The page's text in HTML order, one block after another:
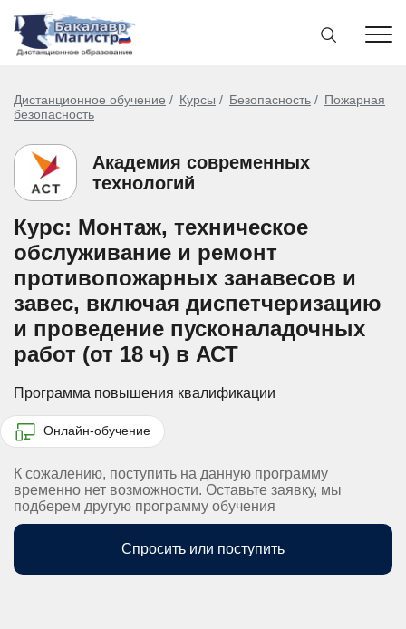
Дистанционное обучение Курсы Безопасность
Пожарная
безопасность
Академия современных
технологий
Курс: Монтаж, техническое
обслуживание и ремонт
противопожарных занавесов и
завес, включая диспетчеризацию
и проведение пусконаладочных
работ (от 18 ч) в АСТ
Программа повышения квалификации
Онлайн-обучение
К сожалению, поступить на данную программу
временно нет возможности. Оставьте заявку, мы
подберем другую программу обучения
Спросить или поступить